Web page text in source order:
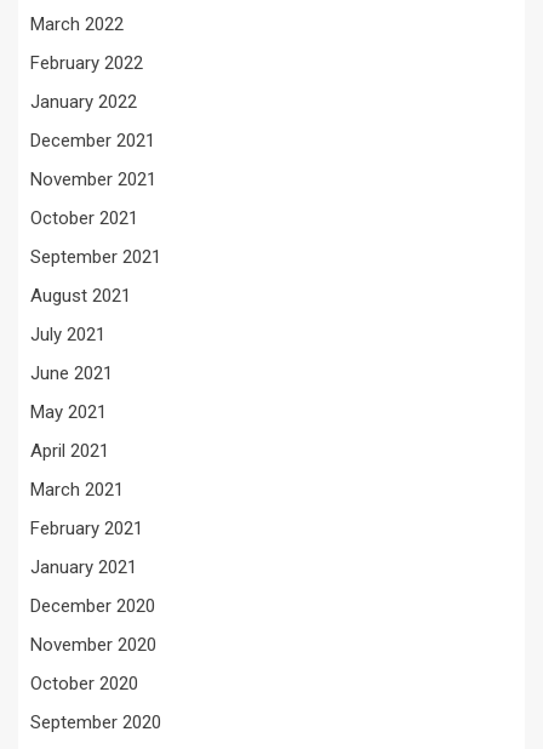
March 2022
February 2022
January 2022
December 2021
November 2021
October 2021
September 2021
August 2021
July 2021
June 2021
May 2021
April 2021
March 2021
February 2021
January 2021
December 2020
November 2020
October 2020
September 2020